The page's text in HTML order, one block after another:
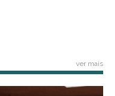
ver mais